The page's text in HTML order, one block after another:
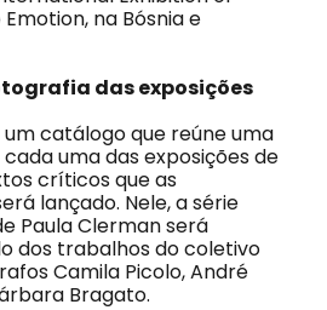
na Bósnia e
das exposições
catálogo que reúne uma
uma das exposições de
críticos que as
lançado. Nele, a série
Paula Clerman será
dos trabalhos do coletivo
Camila Picolo, André
Bragato.